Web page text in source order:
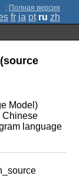
; Полная версия
fr ja pt ru zh
Model)
Chinese
language